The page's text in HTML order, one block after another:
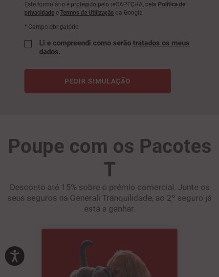
Este formulário é protegido pelo reCAPTCHA, pela Política de
privacidade e Termos de Utilização da Google.
* Campo obrigatório
Li e compreendi como serão tratados os meus
dados.
PEDIR SIMULAÇÃO
Poupe com os Pacotes
T
Desconto até 15% sobre o prémio comercial. Junte os
seus seguros na Generali Tranquilidade, ao 2º seguro já
está a ganhar.